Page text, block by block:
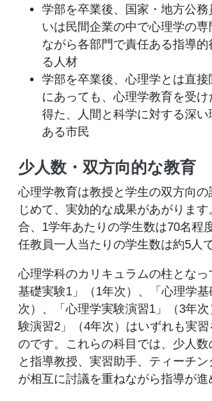
学部を卒業後、国家・地方公務
いは民間企業の中で心理学の専
ながら各部門で責任ある指導
る人材
学部を卒業後、心理学とは直
にあっても、心理学教育を受け
得た、人間と科学に対する深
ある市民
少人数・双方向的な教育
心理学教育は教授と学生の双方向の
じめて、実効的な成果があがりま
合、1学年あたりの学生数は70名程
任教員一人当たりの学生数は約5人で
心理学科のカリキュラムの柱となっ
基礎実験1」（1年次）、「心理学
次）、「心理学実験演習1」（3年
験演習2」（4年次）はいずれも実
のです。これらの科目では、少人
と指導教授、実習助手、ティーチン
が相互に討議を重ねながら指導が進